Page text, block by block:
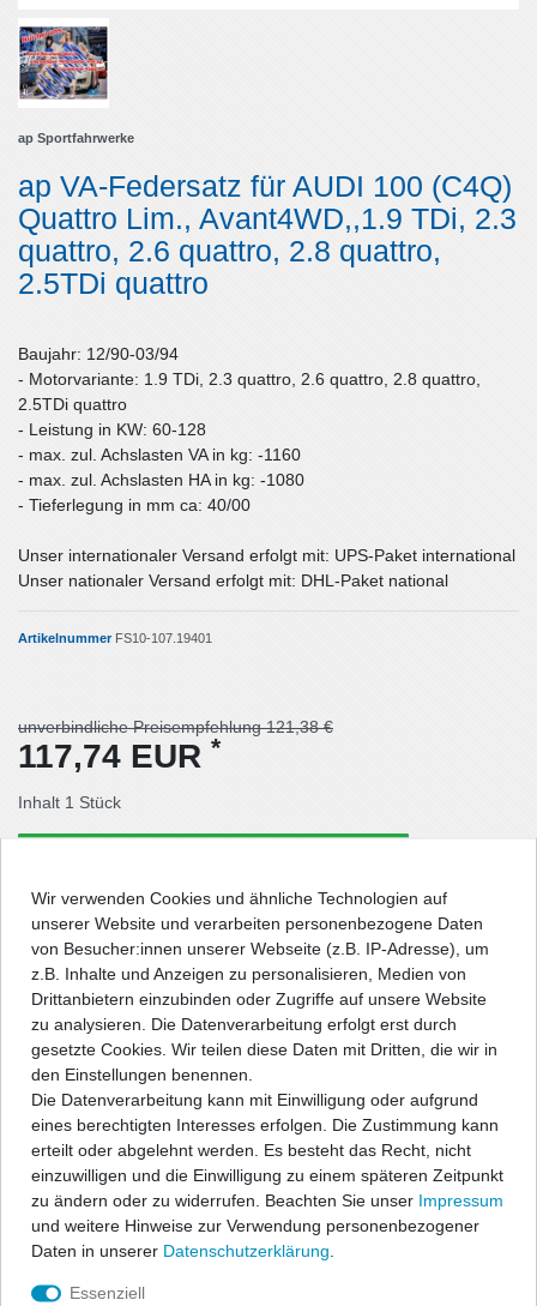
ap Sportfahrwerke
ap VA-Federsatz für AUDI 100 (C4Q)
Quattro Lim., Avant4WD,,1.9 TDi, 2.3
quattro, 2.6 quattro, 2.8 quattro,
2.5TDi quattro
Baujahr: 12/90-03/94
- Motorvariante: 1.9 TDi, 2.3 quattro, 2.6 quattro, 2.8 quattro,
2.5TDi quattro
- Leistung in KW: 60-128
- max. zul. Achslasten VA in kg: -1160
- max. zul. Achslasten HA in kg: -1080
- Tieferlegung in mm ca: 40/00
Unser internationaler Versand erfolgt mit: UPS-Paket international
Unser nationaler Versand erfolgt mit: DHL-Paket national
Artikelnummer FS10-107.19401
unverbindliche Preisempfehlung 121,38 €
117,74 EUR *
Inhalt 1 Stück
In den Warenkorb
Wunschliste
* inkl. ges. MwSt. zzgl.Versandkosten
Beschreibung
Technische Daten
Wir verwenden Cookies und ähnliche Technologien auf
unserer Website und verarbeiten personenbezogene Daten
von Besucher:innen unserer Webseite (z.B. IP-Adresse), um
z.B. Inhalte und Anzeigen zu personalisieren, Medien von
Drittanbietern einzubinden oder Zugriffe auf unsere Website
zu analysieren. Die Datenverarbeitung erfolgt erst durch
gesetzte Cookies. Wir teilen diese Daten mit Dritten, die wir in
den Einstellungen benennen.
Die Datenverarbeitung kann mit Einwilligung oder aufgrund
eines berechtigten Interesses erfolgen. Die Zustimmung kann
erteilt oder abgelehnt werden. Es besteht das Recht, nicht
einzuwilligen und die Einwilligung zu einem späteren Zeitpunkt
zu ändern oder zu widerrufen. Beachten Sie unser Impressum
und weitere Hinweise zur Verwendung personenbezogener
Daten in unserer Daten­schutz­erklärung
Essenziell